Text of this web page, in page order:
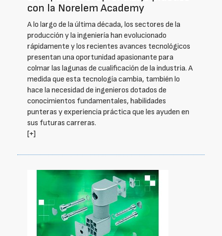
con la Norelem Academy
A lo largo de la última década, los sectores de la
producción y la ingeniería han evolucionado
rápidamente y los recientes avances tecnológicos
presentan una oportunidad apasionante para
colmar las lagunas de cualificación de la industria. A
medida que esta tecnología cambia, también lo
hace la necesidad de ingenieros dotados de
conocimientos fundamentales, habilidades
punteras y experiencia práctica que les ayuden en
sus futuras carreras.
[+]